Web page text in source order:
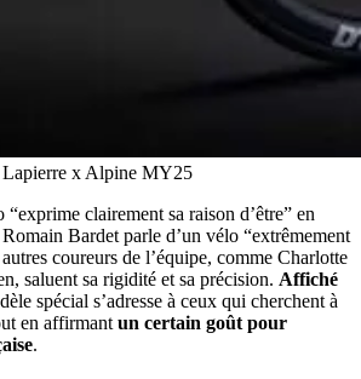
x Alpine MY25
clairement sa raison d’être” en
Bardet parle d’un vélo “extrêmement
coureurs de l’équipe, comme Charlotte
saluent sa rigidité et sa précision. Affiché
spécial s’adresse à ceux qui cherchent à
en affirmantun certain goût pour
.